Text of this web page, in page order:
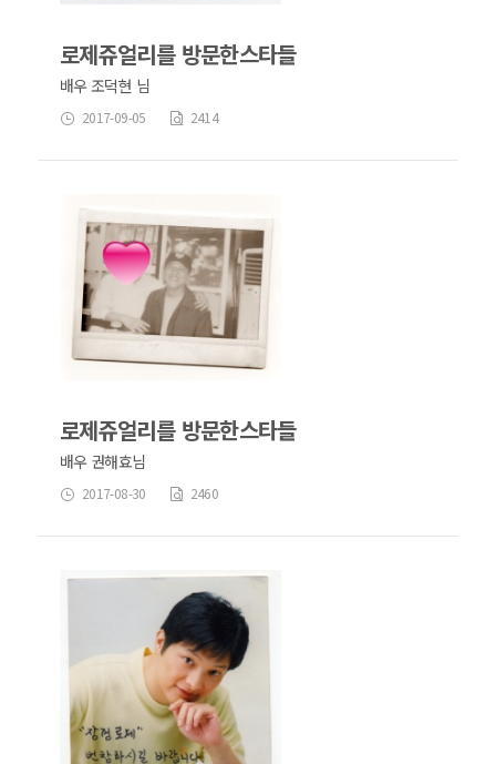
로제쥬얼리를 방문한스타들
배우 조덕현 님
2017-09-05 2414
로제쥬얼리를 방문한스타들
배우 권해효님
2017-08-30 2460